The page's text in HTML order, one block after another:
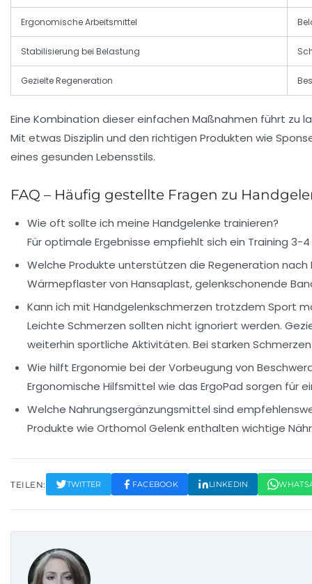
Ergonomische Arbeitsmittel
Stabilisierung bei Belastung
Gezielte Regeneration
Eine Kombination dieser einfachen Maßnahmen führt zu
Mit etwas Disziplin und den richtigen Produkten wie
eines gesunden Lebensstils.
FAQ – Häufig gestellte Fragen zu
Wie oft sollte ich meine Handgelenke trainieren?
Für optimale Ergebnisse empfiehlt sich ein Training
Welche Produkte unterstützen die Regeneration nach
Wärmepflaster von Hansaplast, gelenkschonende
Kann ich mit Handgelenkschmerzen trotzdem Sport
Leichte Schmerzen sollten nicht ignoriert werden.
weiterhin sportliche Aktivitäten. Bei starken
Wie hilft Ergonomie bei der Vorbeugung von
Ergonomische Hilfsmittel wie das ErgoPad sorgen für
Welche Nahrungsergänzungsmittel sind
Produkte wie Orthomol Gelenk enthalten wichtige
TEILEN: TWITTER FACEBOOK LINKEDIN